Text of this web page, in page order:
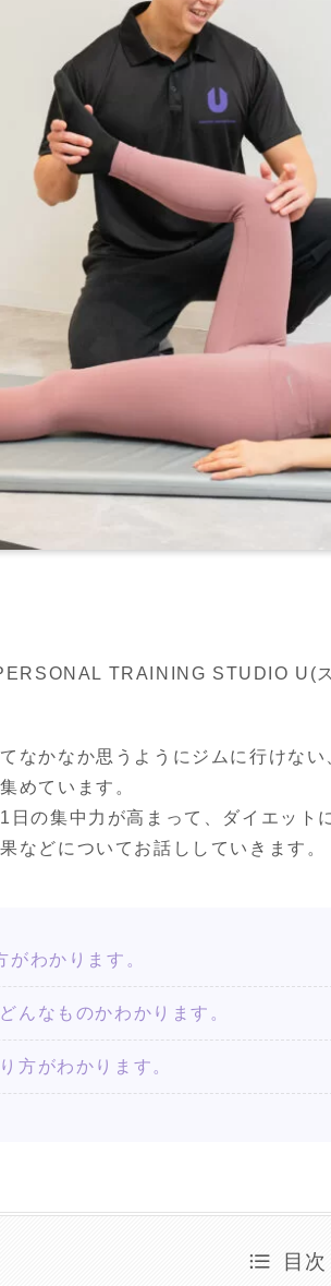
TRAINING STUDIO U(
なかなか思うようにジムに行けな
めています。
日の集中力が高まって、ダイエット
などについてお話ししていきます。
わかります。
んなものかわかります。
方がわかります。
目次